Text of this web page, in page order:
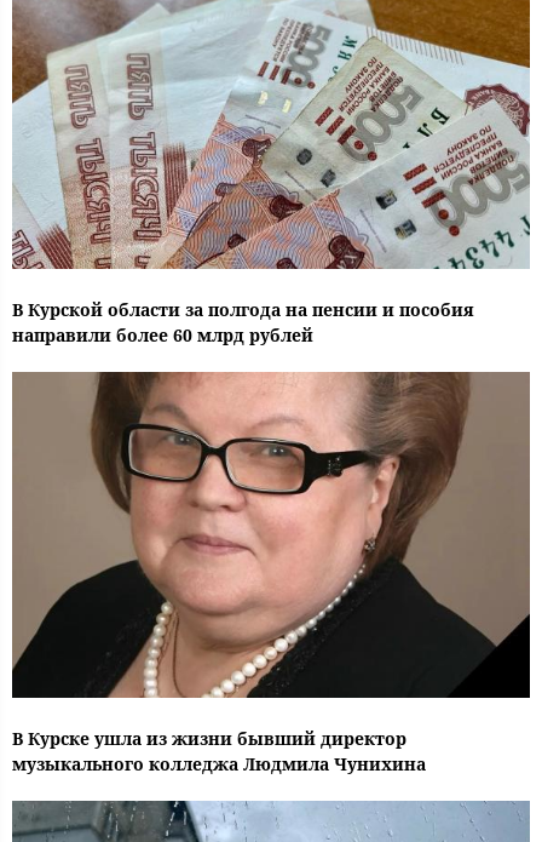
В Курской области за полгода на пенсии и пособия
направили более 60 млрд рублей
В Курске ушла из жизни бывший директор
музыкального колледжа Людмила Чунихина